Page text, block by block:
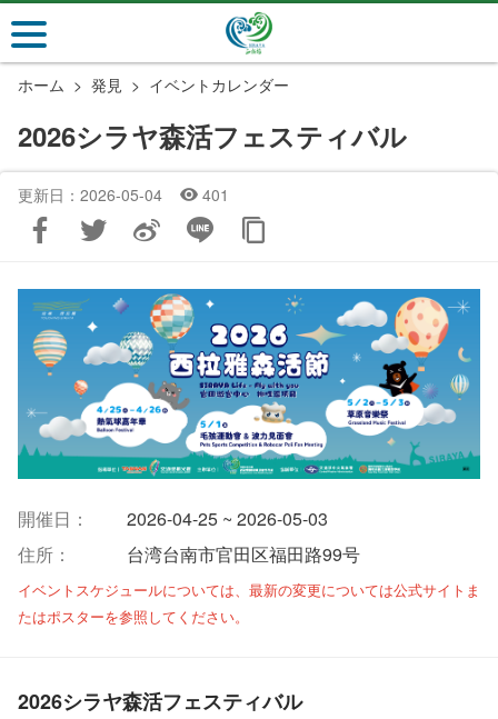
メ
イ
ン
ン
ホーム 発見 イベントカレンダー
2026シラヤ森活フェスティバル
更新日：2026-05-04 401
開催日：
2026-04-25 ~ 2026-05-03
住所：
台湾台南市官田区福田路99号
イベントスケジュールについては、最新の変更については公式サイトま
たはポスターを参照してください。
2026シラヤ森活フェスティバル